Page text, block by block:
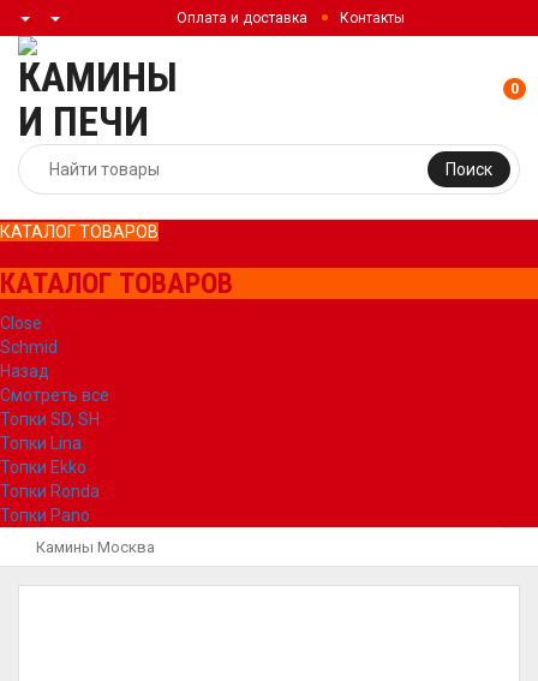
Оплата и доставка Контакты
Поиск
0
КАТАЛОГ ТОВАРОВ
КАТАЛОГ ТОВАРОВ
Close
Schmid
Назад
Смотреть все
Топки SD, SH
Топки Lina
Топки Ekko
Топки Ronda
Топки Pano
Камины Москва